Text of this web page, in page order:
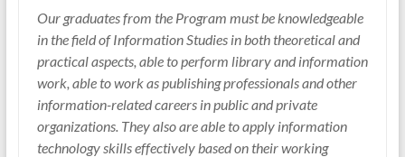
Our graduates from the Program must be knowledgeable
in the field of Information Studies in both theoretical and
practical aspects, able to perform library and information
work, able to work as publishing professionals and other
information-related careers in public and private
organizations. They also are able to apply information
technology skills effectively based on their working